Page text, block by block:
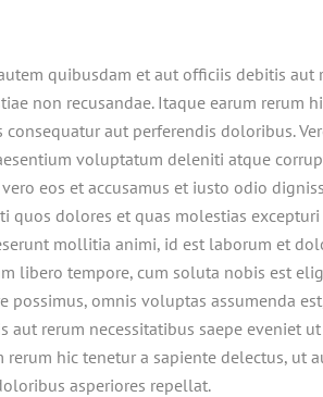
quibusdam et aut officiis debitis
non recusandae. Itaque earum rerum
consequatur aut perferendis doloribus.
voluptatum deleniti atque
eos et accusamus et iusto odio
quos dolores et quas molestias
mollitia animi, id est laborum et
libero tempore, cum soluta nobis est
possimus, omnis voluptas assumenda
aut rerum necessitatibus saepe eveniet
rerum hic tenetur a sapiente delectus,
asperiores repellat.